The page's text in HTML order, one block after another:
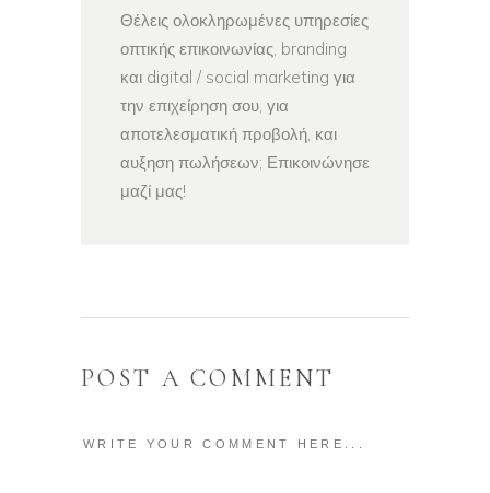
Θέλεις ολοκληρωμένες υπηρεσίες
οπτικής επικοινωνίας, branding
και digital / social marketing για
την επιχείρηση σου, για
αποτελεσματική προβολή, και
αυξηση πωλήσεων; Επικοινώνησε
μαζί μας!
POST A COMMENT